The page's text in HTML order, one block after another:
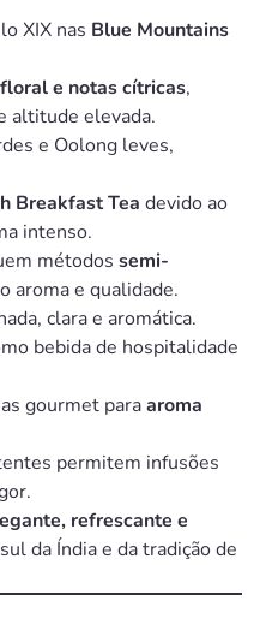
XIX nas Blue Mountains
e notas cítricas,
altitude elevada.
e Oolong leves,
Breakfast Tea devido ao
intenso.
métodos semi-
aroma e qualidade.
clara e aromática.
bebida de hospitalidade
gourmet paraaroma
permitem infusões
refrescante e
da Índia e da tradição de